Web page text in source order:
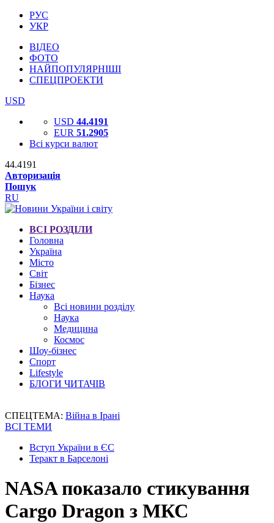
РУС
УКР
ВІДЕО
ФОТО
НАЙПОПУЛЯРНІШІ
СПЕЦПРОЕКТИ
USD
USD 44.4191
EUR 51.2905
Всі курси валют
44.4191
Авторизація
Пошук
RU
ВСІ РОЗДІЛИ
Головна
Україна
Місто
Світ
Бізнес
Наука
Всі новини розділу
Наука
Медицина
Космос
Шоу-бізнес
Спорт
Lifestyle
БЛОГИ ЧИТАЧІВ
СПЕЦТЕМА: Війна в Ірані
ВСІ ТЕМИ
Вступ України в ЄС
Теракт в Барселоні
NASA показало стикування
Cargo Dragon з МКС